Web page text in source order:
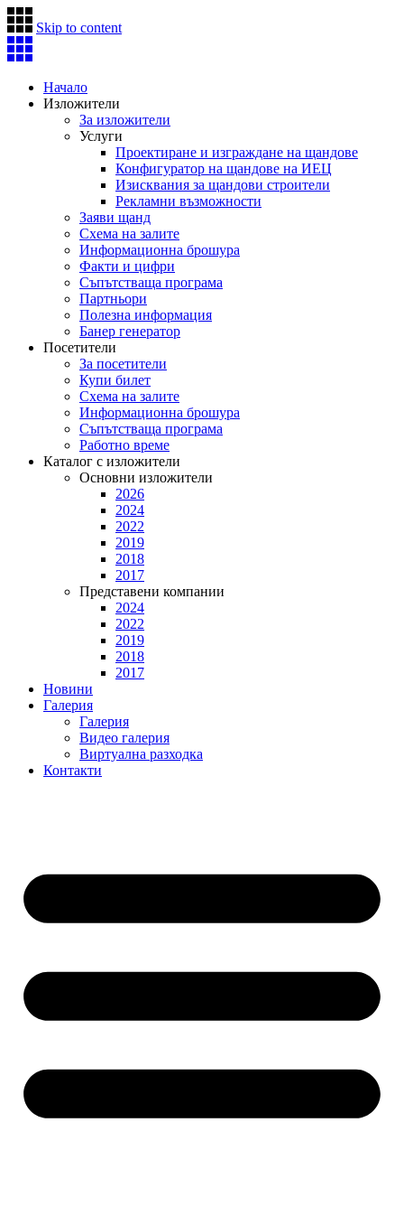
Skip to content
Начало
Изложители
За изложители
Услуги
Проектиране и изграждане на щандове
Конфигуратор на щандове на ИЕЦ
Изисквания за щандови строители
Рекламни възможности
Заяви щанд
Схема на залите
Информационна брошура
Факти и цифри
Съпътстваща програма
Партньори
Полезна информация
Банер генератор
Посетители
За посетители
Купи билет
Схема на залите
Информационна брошура
Съпътстваща програма
Работно време
Каталог с изложители
Основни изложители
2026
2024
2022
2019
2018
2017
Представени компании
2024
2022
2019
2018
2017
Новини
Галерия
Галерия
Видео галерия
Виртуална разходка
Контакти